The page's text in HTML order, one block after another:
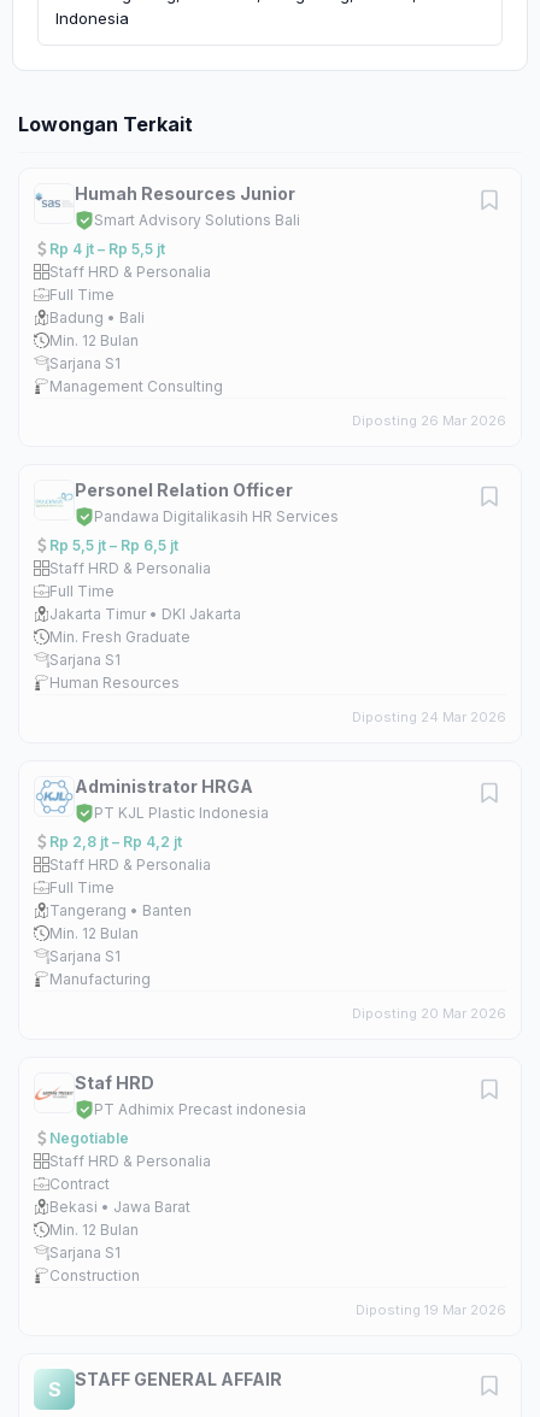
Indonesia
Lowongan Terkait
Humah Resources Junior
Smart Advisory Solutions Bali
Rp 4 jt – Rp 5,5 jt
Staff HRD & Personalia
Full Time
Badung • Bali
Min. 12 Bulan
Sarjana S1
Management Consulting
Diposting 26 Mar 2026
Personel Relation Officer
Pandawa Digitalikasih HR Services
Rp 5,5 jt – Rp 6,5 jt
Staff HRD & Personalia
Full Time
Jakarta Timur • DKI Jakarta
Min. Fresh Graduate
Sarjana S1
Human Resources
Diposting 24 Mar 2026
Administrator HRGA
PT KJL Plastic Indonesia
Rp 2,8 jt – Rp 4,2 jt
Staff HRD & Personalia
Full Time
Tangerang • Banten
Min. 12 Bulan
Sarjana S1
Manufacturing
Diposting 20 Mar 2026
Staf HRD
PT Adhimix Precast indonesia
Negotiable
Staff HRD & Personalia
Contract
Bekasi • Jawa Barat
Min. 12 Bulan
Sarjana S1
Construction
Diposting 19 Mar 2026
S STAFF GENERAL AFFAIR